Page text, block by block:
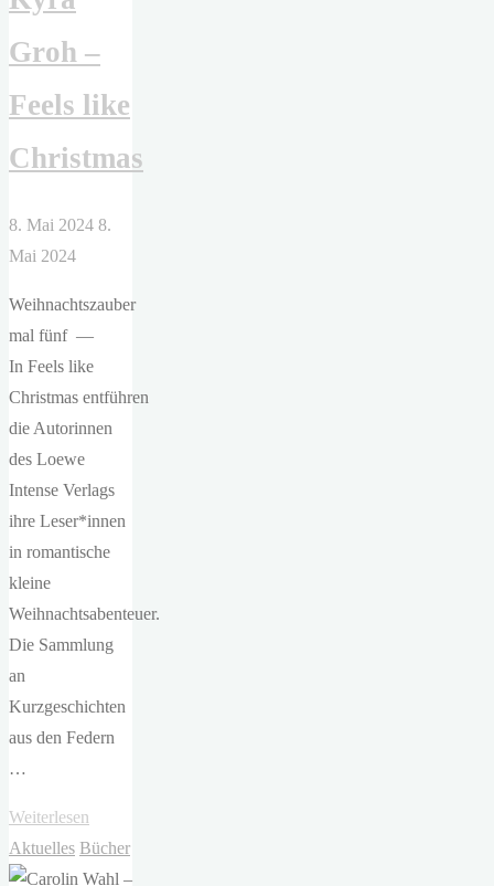
Groh –
Feels like
Christmas
8. Mai 2024 8.
Mai 2024
Weihnachtszauber
mal fünf —
In Feels like
Christmas entführen
die Autorinnen
des Loewe
Intense Verlags
ihre Leser*innen
in romantische
kleine
Weihnachtsabenteuer.
Die Sammlung
an
Kurzgeschichten
aus den Federn
…
Weiterlesen
Flint,
Carolin
Aktuelles Bücher